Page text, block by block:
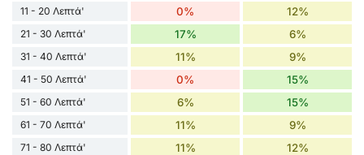
11 - 20 Λεπτά' 0% 12%
21 - 30 Λεπτά' 17% 6%
31 - 40 Λεπτά' 11% 9%
41 - 50 Λεπτά' 0% 15%
51 - 60 Λεπτά' 6% 15%
61 - 70 Λεπτά' 11% 9%
71 - 80 Λεπτά' 11% 12%